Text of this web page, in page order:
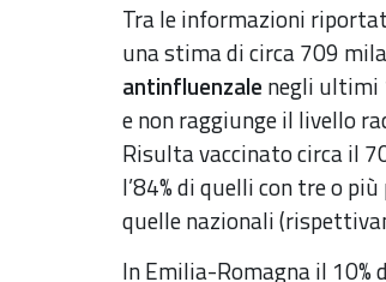
Tra le informazioni
una stima di circa 709
antinfluenzale negli ultimi
e non raggiunge il livello
Risulta vaccinato circa il
l’84% di quelli con tre o
quelle nazionali
In Emilia-Romagna il 10%